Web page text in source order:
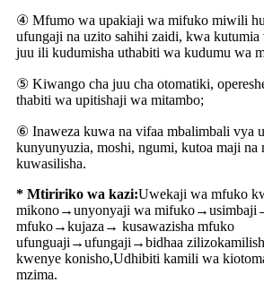
④ Mfumo wa upakiaji wa mifuko miwili
ufungaji na uzito sahihi zaidi, kwa kutumia
juu ili kudumisha uthabiti wa kudumu wa
⑤ Kiwango cha juu cha otomatiki,
thabiti wa upitishaji wa mitambo;
⑥ Inaweza kuwa na vifaa mbalimbali vya
kunyunyuzia, moshi, ngumi, kutoa maji na
kuwasilisha.
* Mtiririko wa kazi:Uwekaji wa mfuko
mikono→unyonyaji wa
mfuko→kujaza→ kusawazisha mfuko
ufunguaji→ufungaji→bidhaa
kwenye konisho,Udhibiti kamili wa
mzima.